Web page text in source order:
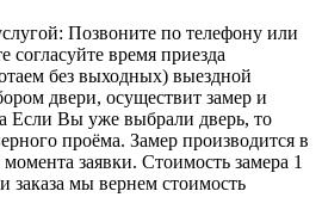
Позвоните по телефону или
согласуйте время приезда
без выходных) выездной
двери, осуществит замер и
Если Вы уже выбрали дверь, то
проёма. Замер производится в
заявки. Стоимость замера 1
мы вернем стоимость